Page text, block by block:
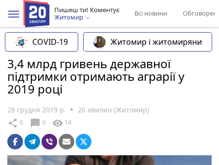
Пишеш ти! Коментує
Житомир
Всі новини
COVID-19 Житомир і житомиряни
3,4 млрд гривень державної
підтримки отримають аграрії у
2019 році
28 грудня 2019 р. 20 хвилин (Житомир)
share 0 chat_bubble 0 visibility 14